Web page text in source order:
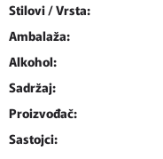
Stilovi / Vrsta:
Ambalaža:
Alkohol:
Sadržaj:
Proizvođač:
Sastojci: